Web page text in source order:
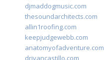
djmaddogmusic.com
thesoundarchitects.com
allin1roofing.com
keepjudgewebb.com
anatomyofadventure.com
drivancastillo.com